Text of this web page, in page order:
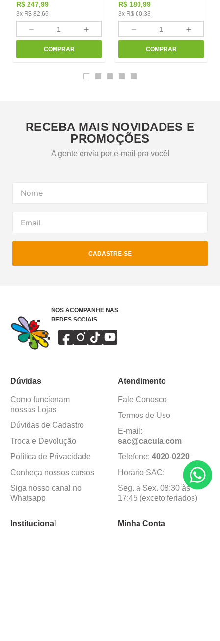
R$ 247,99
3x R$ 82,66
＋
－
COMPRAR
R$ 180,99
3x R$ 60,33
＋
－
COMPRAR
RECEBA MAIS NOVIDADES E
PROMOÇÕES
A gente envia por e-mail pra você!
CADASTRE-SE
NOS ACOMPANHE NAS
REDES SOCIAIS
Dúvidas
Como funcionam
nossas Lojas
Dúvidas de Cadastro
Troca e Devolução
Política de Privacidade
Conheça nossos cursos
Siga nosso canal no
Whatsapp
Atendimento
Fale Conosco
Termos de Uso
E-mail:
sac@cacula.com
Telefone: 4020-0220
Horário SAC:
Seg. a Sex. 08:30 às
17:45 (exceto feriados)
Institucional Minha Conta